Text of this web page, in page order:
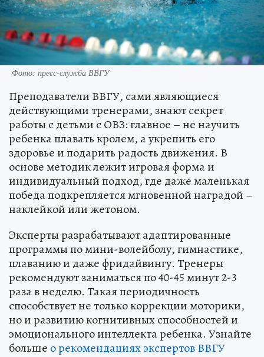
Фото: пресс-служба ВВГУ
Преподаватели ВВГУ, сами являющиеся
действующими тренерами, знают секрет
работы с детьми с ОВЗ: главное – не научить
ребенка плавать кролем, а укрепить его
здоровье и подарить радость движения. В
основе методик лежит игровая форма и
индивидуальный подход, где даже маленькая
победа подкрепляется мгновенной наградой –
наклейкой или жетоном.
Эксперты разрабатывают адаптированные
программы по мини-волейболу, гимнастике,
плаванию и даже фридайвингу. Тренеры
рекомендуют заниматься по 40-45 минут 2-3
раза в неделю. Такая периодичность
способствует не только коррекции моторики,
но и развитию когнитивных способностей и
эмоционального интеллекта ребенка. Узнайте
больше о рекомендациях экспертов ВВГУ